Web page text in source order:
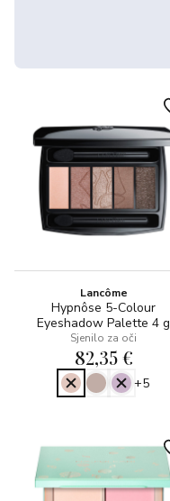
Lancôme
Hypnôse 5-Colour
Eyeshadow Palette 4 g
Sjenilo za oči
82,35 €
+5